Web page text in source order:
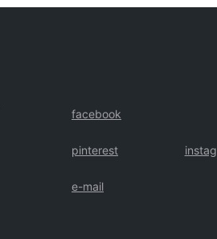
facebook
pinterest
e-mail